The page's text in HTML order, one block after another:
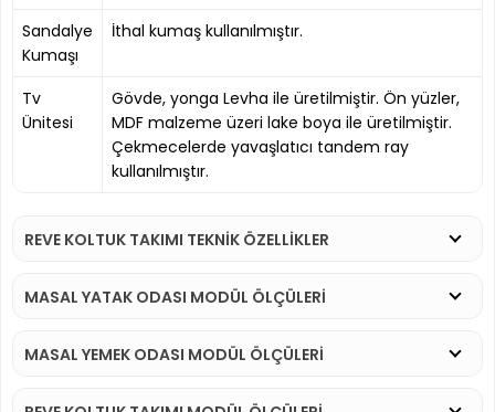
Sandalye
Kumaşı
İthal kumaş kullanılmıştır.
Tv
Ünitesi
Gövde, yonga Levha ile üretilmiştir. Ön yüzler,
MDF malzeme üzeri lake boya ile üretilmiştir.
Çekmecelerde yavaşlatıcı tandem ray
kullanılmıştır.
REVE KOLTUK TAKIMI TEKNİK ÖZELLİKLER
MASAL YATAK ODASI MODÜL ÖLÇÜLERİ
MASAL YEMEK ODASI MODÜL ÖLÇÜLERİ